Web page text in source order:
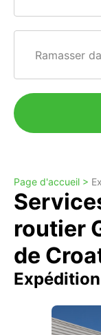
Ramasser
Page d'accueil >
routier
de